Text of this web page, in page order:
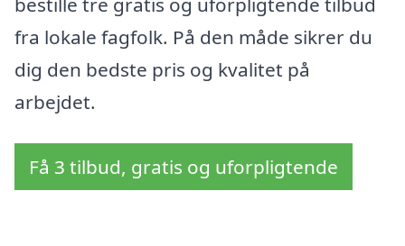
fra lokale fagfolk. På den måde sikrer du
dig den bedste pris og kvalitet på
arbejdet.
Få 3 tilbud, gratis og uforpligtende